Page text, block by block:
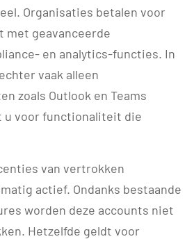
Organisaties betalen voor
met geavanceerde
en analytics-functies. In
vaak alleen
zoals Outlook en Teams
u voor functionaliteit die
van vertrokken
actief. Ondanks bestaande
worden deze accounts niet
Hetzelfde geldt voor